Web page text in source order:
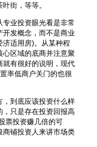
街，等等。
业投资眼光看是非常
发概念，而不是商业
适用房)。从某种程
心区域的底商并注意聚
就有很好的说明，现代
率低商户关门的也很
到底应该投资什么样
，只是存在投资回报高
票投资赚几倍的可
商铺投资人来讲市场类